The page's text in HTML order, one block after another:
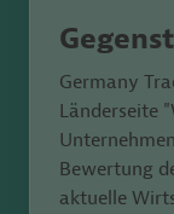
Germany
Länderseite
Bewertung
aktuelle